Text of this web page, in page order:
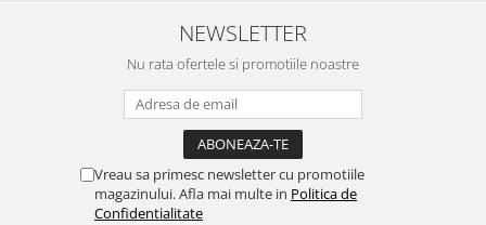
NEWSLETTER
Nu rata ofertele si promotiile noastre
Vreau sa primesc newsletter cu promotiile
magazinului. Afla mai multe in Politica de
Confidentialitate